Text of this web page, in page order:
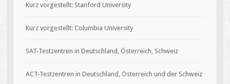
Kurz vorgestellt: Stanford University
Kurz vorgestellt: Columbia University
SAT-Testzentren in Deutschland, Österreich, Schweiz
ACT-Testzentren in Deutschland, Österreich und der Schweiz